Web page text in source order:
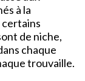
à la
certains
de niche,
chaque
trouvaille.